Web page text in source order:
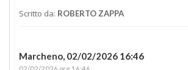
Scritto da: ROBERTO ZAPPA
Marcheno, 02/02/2026 16:46